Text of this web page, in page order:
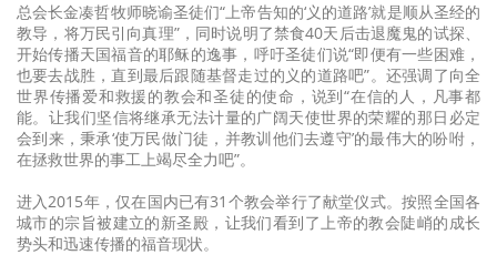
总会长金凑哲牧师晓谕圣徒们“上帝告知的‘义的道路’就是顺从圣经的
教导，将万民引向真理”，同时说明了禁食40天后击退魔鬼的试探、
开始传播天国福音的耶稣的逸事，呼吁圣徒们说“即便有一些困难，
也要去战胜，直到最后跟随基督走过的义的道路吧”。还强调了向全
世界传播爱和救援的教会和圣徒的使命，说到“在信的人，凡事都
能。让我们坚信将继承无法计量的广阔天使世界的荣耀的那日必定
会到来，秉承‘使万民做门徒，并教训他们去遵守’的最伟大的吩咐，
在拯救世界的事工上竭尽全力吧”。
进入2015年，仅在国内已有31个教会举行了献堂仪式。按照全国各
城市的宗旨被建立的新圣殿，让我们看到了上帝的教会陡峭的成长
势头和迅速传播的福音现状。